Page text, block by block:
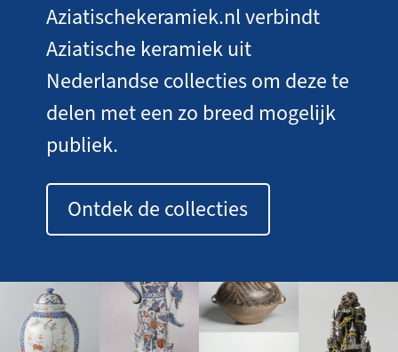
Aziatischekeramiek.nl verbindt
Aziatische keramiek uit
Nederlandse collecties om deze te
delen met een zo breed mogelijk
publiek.
Ontdek de collecties